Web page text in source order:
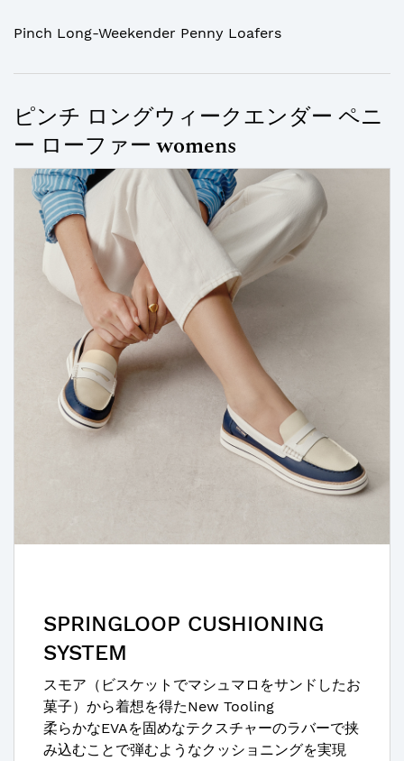
Pinch Long-Weekender Penny Loafers
ピンチ ロングウィークエンダー ペニ
ー ローファー womens
SPRINGLOOP CUSHIONING
SYSTEM​
スモア（ビスケットでマシュマロをサンドしたお
菓子）から着想を得たNew Tooling​
柔らかなEVAを固めなテクスチャーのラバーで挟
み込むことで弾むようなクッショニングを実現​